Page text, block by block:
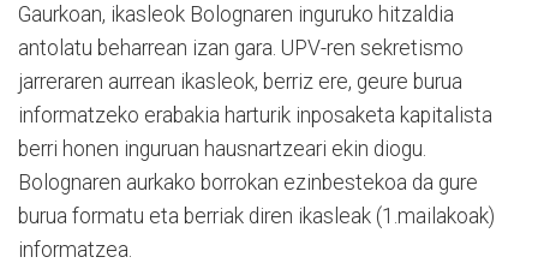
Gaurkoan, ikasleok Bolognaren inguruko hitzaldia
antolatu beharrean izan gara. UPV-ren sekretismo
jarreraren aurrean ikasleok, berriz ere, geure burua
informatzeko erabakia harturik inposaketa kapitalista
berri honen inguruan hausnartzeari ekin diogu.
Bolognaren aurkako borrokan ezinbestekoa da gure
burua formatu eta berriak diren ikasleak (1.mailakoak)
informatzea.